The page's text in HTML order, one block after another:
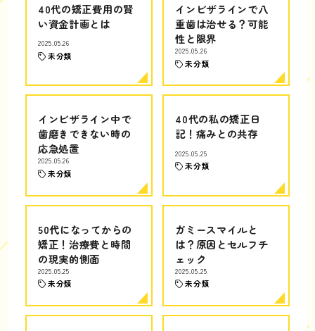
40代の矯正費用の賢
い資金計画とは
2025.05.26
未分類
インビザラインで八
重歯は治せる？可能
性と限界
2025.05.26
未分類
インビザライン中で
歯磨きできない時の
応急処置
2025.05.26
未分類
40代の私の矯正日
記！痛みとの共存
2025.05.25
未分類
50代になってからの
矯正！治療費と時間
の現実的側面
2025.05.25
未分類
ガミースマイルと
は？原因とセルフチ
ェック
2025.05.25
未分類